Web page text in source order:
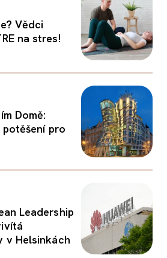
Vědci
na stres!
Domě:
pro
Leadership
v Helsinkách